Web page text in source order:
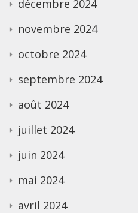
décembre 2024
novembre 2024
octobre 2024
septembre 2024
août 2024
juillet 2024
juin 2024
mai 2024
avril 2024